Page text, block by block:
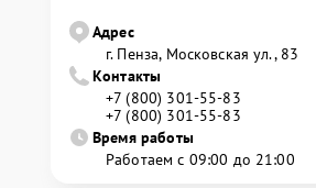
Адрес
г. Пенза, Московская ул., 83
Контакты
+7 (800) 301-55-83
+7 (800) 301-55-83
Время работы
Работаем с 09:00 до 21:00